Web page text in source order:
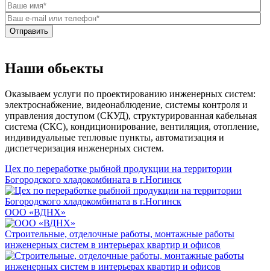
Отправить
Наши обьекты
Оказываем услуги по проектированию инженерных систем:
электроснабжение, видеонаблюдение, системы контроля и
управления доступом (СКУД), структурированная кабельная
система (СКС), кондиционирование, вентиляция, отопление,
индивидуальные тепловые пункты, автоматизация и
диспетчеризация инженерных систем.
Цех по переработке рыбной продукции на территории
Богородского хладокомбината в г.Ногинск
ООО «ВДНХ»
Строительные, отделочные работы, монтажные работы
инженерных систем в интерьерах квартир и офисов